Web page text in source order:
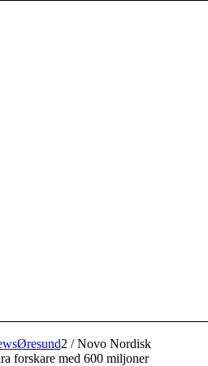
2 / Novo Nordisk
forskare med 600 miljoner